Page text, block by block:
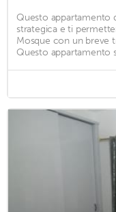
Questo appartamento
strategica e ti
Mosque con un breve
Questo appartamento